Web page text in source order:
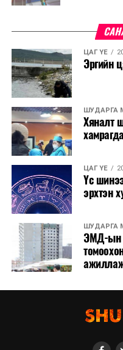
ЦАГ ҮЕ
Эргийн
ШУДАРГА
Хяналт
ЦАГ ҮЕ
Үс
эрхтэн
ШУДАРГА
ЭМД-ын